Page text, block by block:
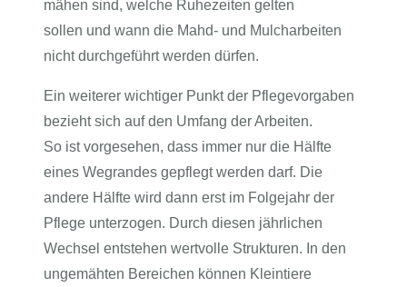
mähen sind, welche Ruhezeiten gelten
sollen und wann die Mahd- und Mulcharbeiten
nicht durchgeführt werden dürfen.
Ein weiterer wichtiger Punkt der Pflegevorgaben
bezieht sich auf den Umfang der Arbeiten.
So ist vorgesehen, dass immer nur die Hälfte
eines Wegrandes gepflegt werden darf. Die
andere Hälfte wird dann erst im Folgejahr der
Pflege unterzogen. Durch diesen jährlichen
Wechsel entstehen wertvolle Strukturen. In den
ungemähten Bereichen können Kleintiere